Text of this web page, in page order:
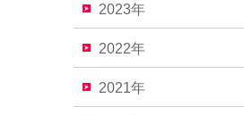
2023年
2022年
2021年